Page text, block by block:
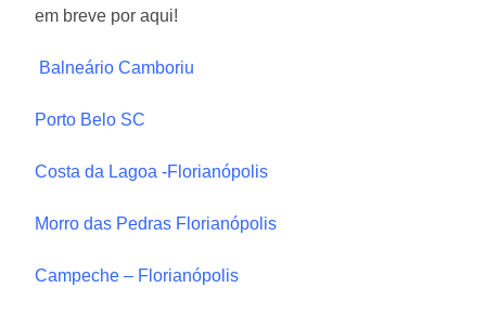
em breve por aqui!
Balneário Camboriu
Porto Belo SC
Costa da Lagoa -Florianópolis
Morro das Pedras Florianópolis
Campeche – Florianópolis